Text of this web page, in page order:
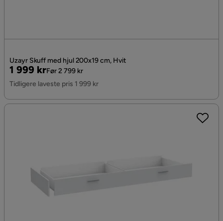
Uzayr Skuff med hjul 200x19 cm, Hvit
Pris
1 999 kr
Original
Pris
Før 2 799 kr
Tidligere laveste pris 1 999 kr